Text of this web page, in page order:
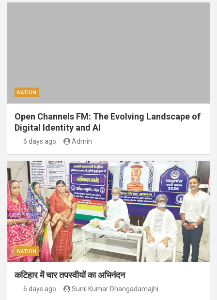
NATION
Open Channels FM: The Evolving Landscape of
Digital Identity and AI
6 days ago Admin
NATION
कटिहार में चार तपस्वीयों का अभिनंदन
6 days ago Sunil Kumar Dhangadamajhi